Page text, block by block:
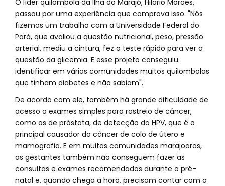
O líder quilombola da Ilha do Marajó, Hilário Moraes,
passou por uma experiência que comprova isso. "Nós
fizemos um trabalho com a Universidade Federal do
Pará, que avaliou a questão nutricional, peso, pressão
arterial, mediu a cintura, fez o teste rápido para ver a
questão da glicemia. E esse projeto conseguiu
identificar em várias comunidades muitos quilombolas
que tinham diabetes e não sabiam".
De acordo com ele, também há grande dificuldade de
acesso a exames simples para rastreio de câncer,
como os de próstata, de detecção do HPV, que é o
principal causador do câncer de colo de útero e
mamografia. E em muitas comunidades marajoaras,
as gestantes também não conseguem fazer as
consultas e exames recomendados durante o pré-
natal e, quando chega a hora, precisam contar com a